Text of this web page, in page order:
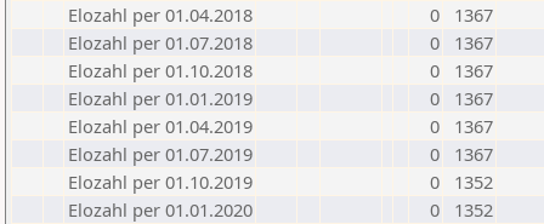
Elozahl per 01.04.2018
0
1367
Elozahl per 01.07.2018
0
1367
Elozahl per 01.10.2018
0
1367
Elozahl per 01.01.2019
0
1367
Elozahl per 01.04.2019
0
1367
Elozahl per 01.07.2019
0
1367
Elozahl per 01.10.2019
0
1352
Elozahl per 01.01.2020
0
1352